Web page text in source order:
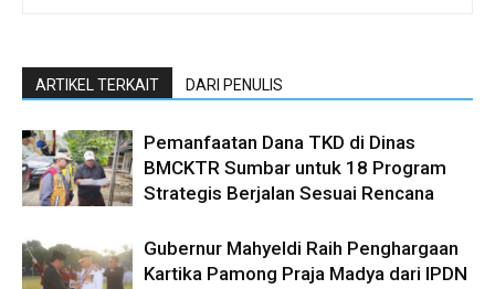
ARTIKEL TERKAIT DARI PENULIS
Pemanfaatan Dana TKD di Dinas
BMCKTR Sumbar untuk 18 Program
Strategis Berjalan Sesuai Rencana
Gubernur Mahyeldi Raih Penghargaan
Kartika Pamong Praja Madya dari IPDN